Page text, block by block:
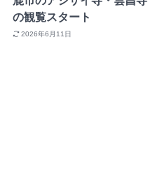
の観覧スタート
2026年6月11日